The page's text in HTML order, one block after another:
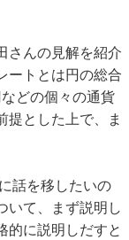
さんの見解を紹介
ートとは円の総合
どの個々の通貨
提とした上で、ま
話を移したいの
いて、まず説明し
的に説明しだすと